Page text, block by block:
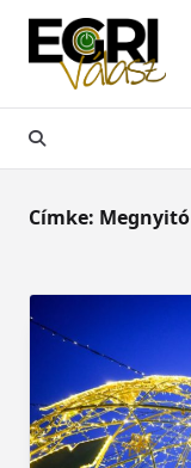
Skip
content
Címke: Megnyitó